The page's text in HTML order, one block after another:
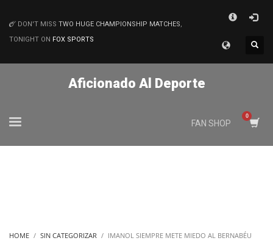
MATCHES
DON'T MISS TWO HUGE CHAMPIONSHIP MATCHES,
TONIGHT ON FOX SPORTS
Aficionado Al Deporte
FAN SHOP
HOME SIN CATEGORIZAR IMANOL SIEMPRE METE MIEDO AL BERNABÉU